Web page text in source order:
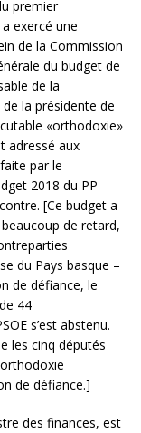
premier
exercé une
de la Commission
du budget de
de la
de la présidente de
«orthodoxie»
adressé aux
par le
2018 du PP
[Ce budget a
de retard,
du Pays basque –
de défiance, le
44
s’est abstenu.
les cinq députés
de défiance.]
des finances, est